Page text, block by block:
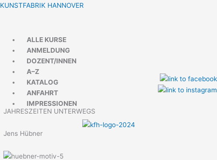
Zum
KUNSTFABRIK HANNOVER
Menü
ALLE KURSE
ANMELDUNG
DOZENT/INNEN
A–Z
KATALOG
ANFAHRT
IMPRESSIONEN
JAHRESZEITEN UNTERWEGS
Jens Hübner
Menü